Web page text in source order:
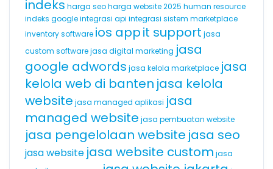
indeks harga seoharga website 2025 human resource
indeks googleintegrasi api integrasi sistem marketplace
inventory software ios appit support jasa
custom softwarejasa digital marketing jasa
google adwords jasa kelola marketplace jasa
kelola web di banten jasa kelola
website jasa managed aplikasi jasa
managed website jasa pembuatan website
jasa pengelolaan website jasa seo
jasa website jasa website custom jasa